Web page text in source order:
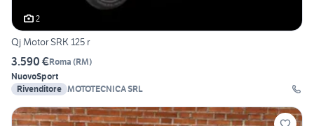
2
Qj Motor SRK 125 r
3.590 €Roma (RM)
NuovoSport
Rivenditore MOTOTECNICA SRL